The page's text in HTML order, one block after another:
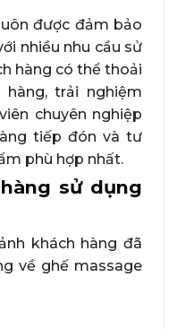
được đảm bảo
nhiều nhu cầu sử
hàng có thể thoải
trải nghiệm
chuyên nghiệp
tiếp đón và tư
phù hợp nhất.
sử dụng
khách hàng đã
về ghế massage